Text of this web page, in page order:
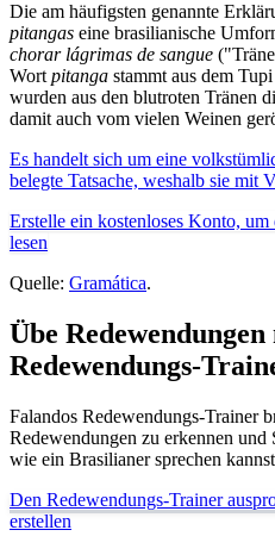
Die am häufigsten genannte
pitangas eine brasilianische
chorar lágrimas de sangue
Wort pitanga stammt aus dem
wurden aus den blutroten Tränen
damit auch vom vielen Weinen
Es handelt sich um eine
belegte Tatsache, weshalb sie mit
Erstelle ein kostenloses Konto,
lesen
Quelle: Gramática.
Übe
Redewendungs-
Falandos Redewendungs-Trainer
Redewendungen zu erkennen
wie ein Brasilianer sprechen
Den Redewendungs-Trainer
erstellen